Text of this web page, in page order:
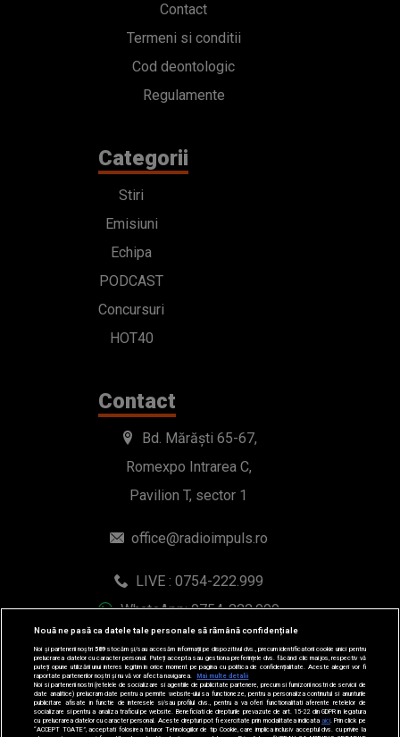
Contact
Termeni si conditii
Cod deontologic
Regulamente
Categorii
Stiri
Emisiuni
Echipa
PODCAST
Concursuri
HOT40
Contact
Bd. Mărăști 65-67,
Romexpo Intrarea C,
Pavilion T, sector 1
office@radioimpuls.ro
LIVE : 0754-222.999
WhatsApp: 0754-222.999
Nouă ne pasă ca datele tale personale să rămână confidențiale
Noi și partenerii noștri589stocăm și/sau accesăm informații pe dispozitivul dvs., precum identificatorii cookie unici pentru
prelucrarea datelor cu caracter personal. Puteți accepta sau gestiona preferințele dvs. făcând clic mai jos, respectiv vă
puteți opune utilizării unui interes legitim în orice moment pe pagina cu politica de confidențialitate. Aceste alegeri vor fi
raportate partenerilor noștri și nu vă vor afecta navigarea.
Mai multe detalii
Noi si partenerii nostri (retelele de socializare si agentiile de publicitate partenere, precum si furnizorii nostri de servicii de
date analitice) prelucram date pentru a permite website-ului sa functioneze, pentru a personaliza continutul si anunturile
publicitare afisate in functie de interesele si/sau profilul dvs., pentru a va oferi functionalitati aferente retelelor de
socializare si pentru a analiza traficul pe website. Beneficiati de drepturile prevazute de art. 15-22 din GDPR in legatura
cu prelucrarea datelor cu caracter personal. Aceste drepturi pot fi exercitate prin modalitatea indicataaici . Prin click pe
“ACCEPT TOATE”, acceptati folosirea tuturor Tehnologiilor de tip Cookie, care implica inclusiv acceptul dvs. cu privire la